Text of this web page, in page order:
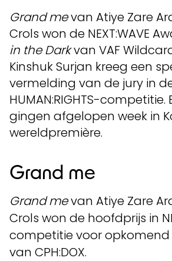
Grand mevan Atiye Zare
Crols won de NEXT:WAVE
in the Darkvan VAF
Kinshuk Surjan kreeg een
vermelding van de jury in
HUMAN:RIGHTS-competitie.
gingen afgelopen week in
wereldpremière.
Grand me
Grand mevan Atiye Zare
Crols won de hoofdprijs in
competitie voor
van CPH:DOX.